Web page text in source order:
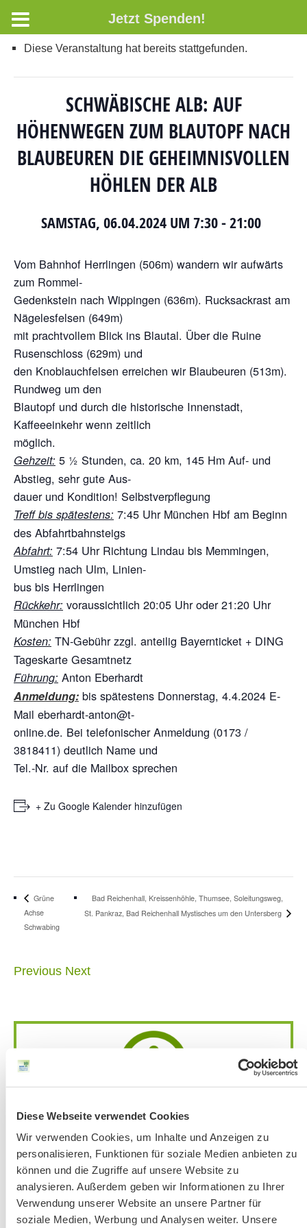
Diese Webseite verwendet Cookies
Wir verwenden Cookies, um Inhalte und Anzeigen zu
personalisieren, Funktionen für soziale Medien anbieten zu
können und die Zugriffe auf unsere Website zu
analysieren. Außerdem geben wir Informationen zu Ihrer
Verwendung unserer Website an unsere Partner für
soziale Medien, Werbung und Analysen weiter. Unsere
Diese Veranstaltung hat bereits stattgefunden.
SCHWÄBISCHE ALB: AUF
HÖHENWEGEN ZUM BLAUTOPF NACH
BLAUBEUREN DIE GEHEIMNISVOLLEN
HÖHLEN DER ALB
SAMSTAG, 06.04.2024 UM 7:30-21:00
Vom Bahnhof Herrlingen (506m) wandern wir aufwärts
zum Rommel-
Gedenkstein nach Wippingen (636m). Rucksackrast am
Nägelesfelsen (649m)
mit prachtvollem Blick ins Blautal. Über die Ruine
Rusenschloss (629m) und
den Knoblauchfelsen erreichen wir Blaubeuren (513m).
Rundweg um den
Blautopf und durch die historische Innenstadt,
Kaffeeeinkehr wenn zeitlich
möglich.
Gehzeit: 5 ½ Stunden, ca. 20 km, 145 Hm Auf- und
Abstieg, sehr gute Aus-
dauer und Kondition! Selbstverpflegung
Treff bis spätestens: 7:45 Uhr München Hbf am Beginn
des Abfahrtbahnsteigs
Abfahrt: 7:54 Uhr Richtung Lindau bis Memmingen,
Umstieg nach Ulm, Linien-
bus bis Herrlingen
Rückkehr: voraussichtlich 20:05 Uhr oder 21:20 Uhr
München Hbf
Kosten: TN-Gebühr zzgl. anteilig Bayernticket + DING
Tageskarte Gesamtnetz
Führung: Anton Eberhardt
Anmeldung: bis spätestens Donnerstag, 4.4.2024 E-
Mail eberhardt-anton@t-
online.de. Bei telefonischer Anmeldung (0173 /
3818411) deutlich Name und
Tel.-Nr. auf die Mailbox sprechen
+ Zu Google Kalender hinzufügen
Grüne
Achse
Schwabing
Bad Reichenhall, Kreissenhöhle, Thumsee, Soleitungsweg,
St. Pankraz, Bad Reichenhall Mystisches um den Untersberg
Previous Next
Achtung:Bandansage mit aktuellen
Änderungenunter 51 56 76-33 jeweils ab
Donnerstag vor der Veranstaltung.
Bitte beachten Sie unsere Hinweise zu
Bergausrüstung
Fahrkarten
Kontakt-Telefonnummern
Jetzt Spenden!